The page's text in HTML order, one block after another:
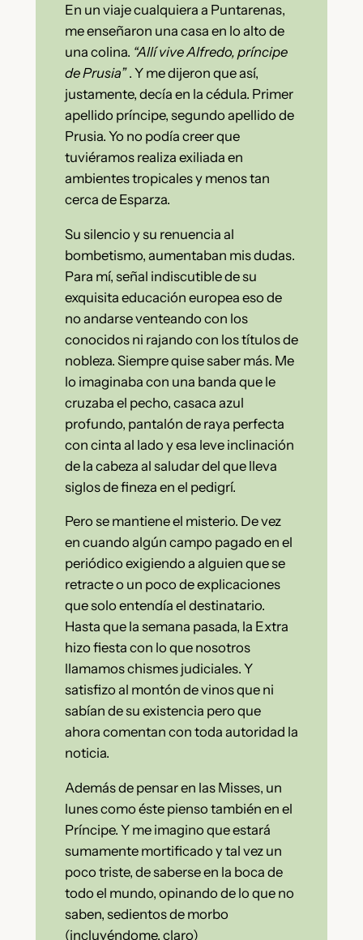
En un viaje cualquiera a Puntarenas,
me enseñaron una casa en lo alto de
una colina. “Allí vive Alfredo, príncipe
de Prusia”. Y me dijeron que así,
justamente, decía en la cédula. Primer
apellido príncipe, segundo apellido de
Prusia. Yo no podía creer que
tuviéramos realiza exiliada en
ambientes tropicales y menos tan
cerca de Esparza.
Su silencio y su renuencia al
bombetismo, aumentaban mis dudas.
Para mí, señal indiscutible de su
exquisita educación europea eso de
no andarse venteando con los
conocidos ni rajando con los títulos de
nobleza. Siempre quise saber más. Me
lo imaginaba con una banda que le
cruzaba el pecho, casaca azul
profundo, pantalón de raya perfecta
con cinta al lado y esa leve inclinación
de la cabeza al saludar del que lleva
siglos de fineza en el pedigrí.
Pero se mantiene el misterio. De vez
en cuando algún campo pagado en el
periódico exigiendo a alguien que se
retracte o un poco de explicaciones
que solo entendía el destinatario.
Hasta que la semana pasada, la Extra
hizo fiesta con lo que nosotros
llamamos chismes judiciales. Y
satisfizo al montón de vinos que ni
sabían de su existencia pero que
ahora comentan con toda autoridad la
noticia.
Además de pensar en las Misses, un
lunes como éste pienso también en el
Príncipe. Y me imagino que estará
sumamente mortificado y tal vez un
poco triste, de saberse en la boca de
todo el mundo, opinando de lo que no
saben, sedientos de morbo
(incluyéndome, claro)